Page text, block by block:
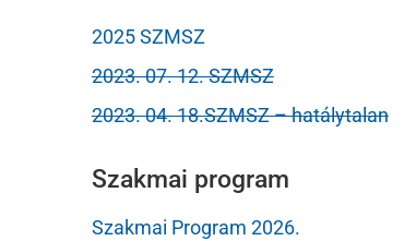
2025 SZMSZ
2023. 07. 12. SZMSZ
2023. 04. 18.SZMSZ – hatálytalan
Szakmai program
Szakmai Program 2026.